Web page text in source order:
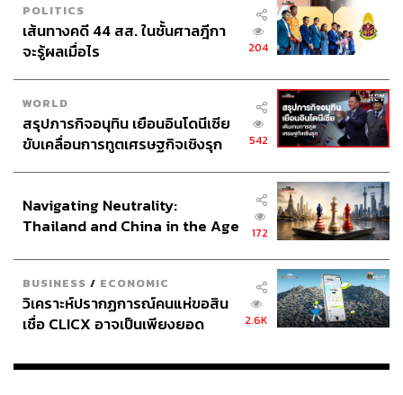
POLITICS
เส้นทางคดี 44 สส. ในชั้นศาลฎีกา
จะรู้ผลเมื่อไร
204
WORLD
สรุปภารกิจอนุทิน เยือนอินโดนีเซีย
ขับเคลื่อนการทูตเศรษฐกิจเชิงรุก
542
Navigating Neutrality:
Thailand and China in the Age
172
BUSINESS / ECONOMIC
วิเคราะห์ปรากฏการณ์คนแห่ขอสิน
เชื่อ CLICX อาจเป็นเพียงยอด
เรือนไทยที่ถูกซุกไว้
2.6K